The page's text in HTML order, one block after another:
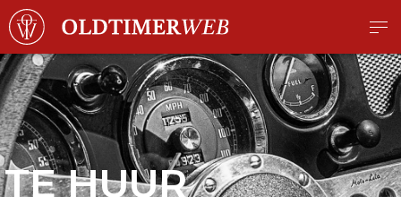
TE HUUR